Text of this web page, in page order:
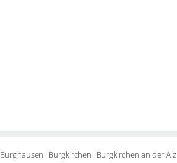
Burghausen Burgkirchen Burgkirchen an der Alz